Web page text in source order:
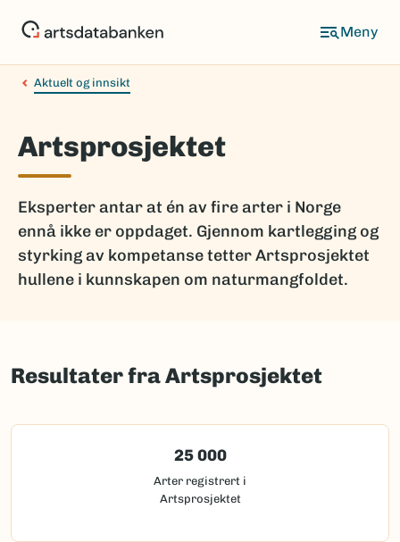
Aktuelt og innsikt
Artsprosjektet
Eksperter antar at én av fire arter i Norge
ennå ikke er oppdaget. Gjennom kartlegging og
styrking av kompetanse tetter Artsprosjektet
hullene i kunnskapen om naturmangfoldet.
Resultater fra Artsprosjektet
25 000
Arter registrert i
Artsprosjektet